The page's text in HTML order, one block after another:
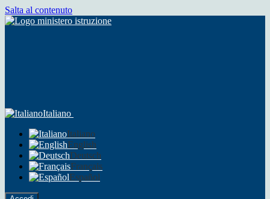
Salta al contenuto
Italiano
Italiano
English
Deutsch
Français
Español